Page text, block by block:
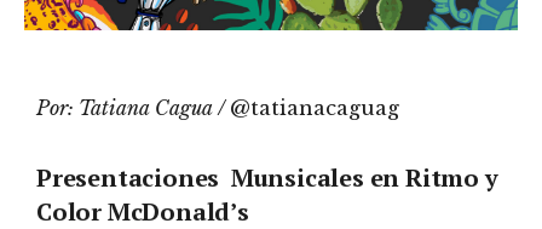
Por: Tatiana Cagua / @tatianacaguag
Presentaciones Munsicales en Ritmo y
Color McDonald’s